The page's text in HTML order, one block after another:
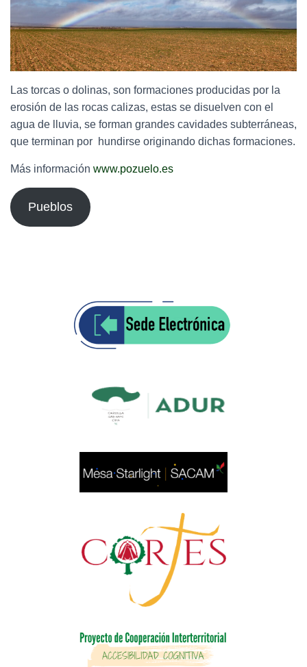
Las torcas o dolinas, son formaciones producidas por la
erosión de las rocas calizas, estas se disuelven con el
agua de lluvia, se forman grandes cavidades subterráneas,
que terminan por hundirse originando dichas formaciones.
Más información www.pozuelo.es
Pueblos